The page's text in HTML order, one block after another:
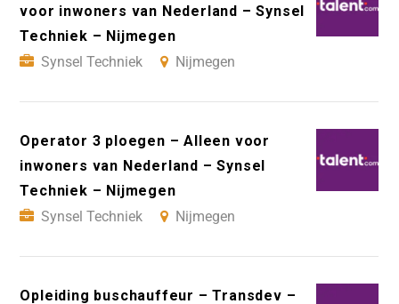
voor inwoners van Nederland – Synsel
Techniek – Nijmegen
Synsel Techniek
Nijmegen
Operator 3 ploegen – Alleen voor
inwoners van Nederland – Synsel
Techniek – Nijmegen
Synsel Techniek
Nijmegen
Opleiding buschauffeur – Transdev –